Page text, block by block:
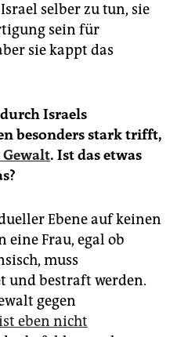
selber zu tun, sie
sein für
sie kappt das
Israels
besonders stark trifft,
. Ist das etwas
Ebene auf keinen
eine Frau, egal ob
muss
und bestraft werden.
gegen
eben nicht